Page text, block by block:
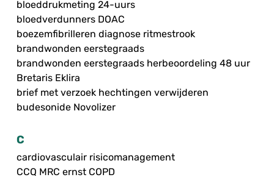
bloeddrukmeting 24-uurs
bloedverdunners DOAC
boezemfibrilleren diagnose ritmestrook
brandwonden eerstegraads
brandwonden eerstegraads herbeoordeling 48 uur
Bretaris Eklira
brief met verzoek hechtingen verwijderen
budesonide Novolizer
C
cardiovasculair risicomanagement
CCQ MRC ernst COPD